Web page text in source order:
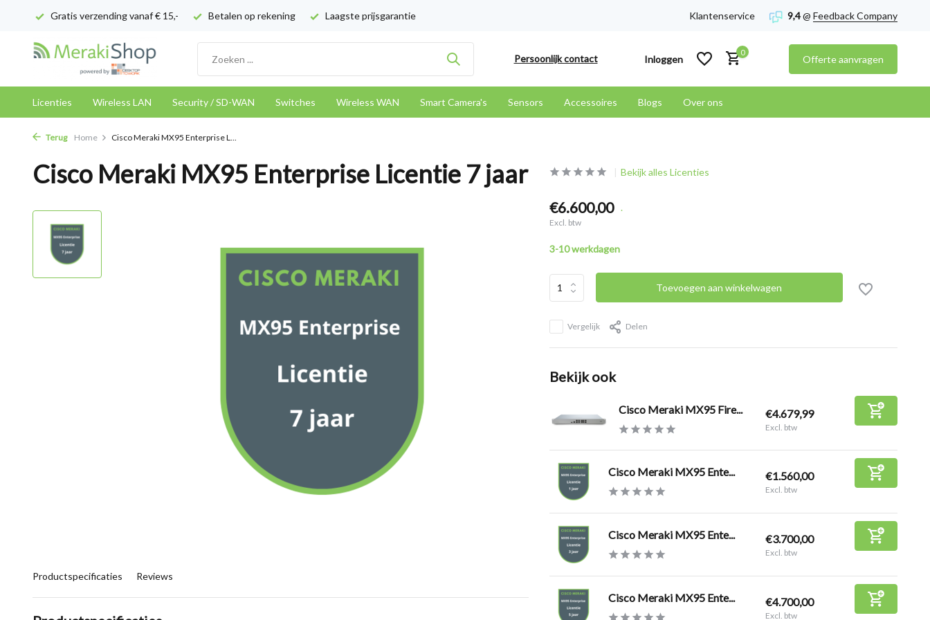
Gratis verzending vanaf € 15,- Betalen op rekening Laagste prijsgarantie Klantenservice 9,4@ Feedback Company
Persoonlijk contact Inloggen
0
Offerte aanvragen
Licenties Wireless LAN Security / SD-WAN Switches Wireless WAN Smart Camera's Sensors Accessoires Blogs Over ons
Terug Home Cisco Meraki MX95 Enterprise L...
Cisco Meraki MX95 Enterprise Licentie 7 jaar
Productspecificaties Reviews
Bekijk alles Licenties
€6.600,00 .
Excl. btw
3-10 werkdagen
Toevoegen aan winkelwagen
Vergelijk Delen
Bekijk ook
Cisco Meraki MX95 Fire... €4.679,99
Excl. btw
Cisco Meraki MX95 Ente... €1.560,00
Excl. btw
Cisco Meraki MX95 Ente... €3.700,00
Excl. btw
Cisco Meraki MX95 Ente... €4.700,00
Excl. btw